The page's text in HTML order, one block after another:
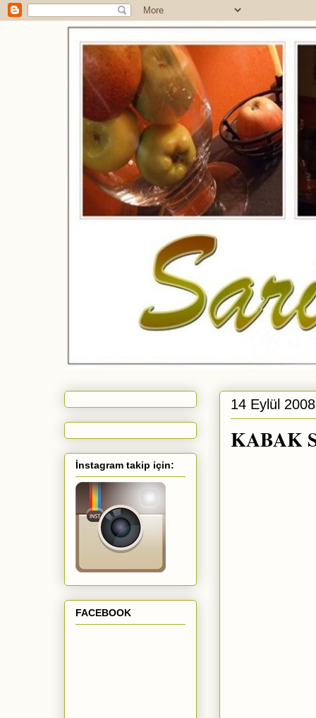
14 Eylül
KABAK
İnstagram takip için:
FACEBOOK